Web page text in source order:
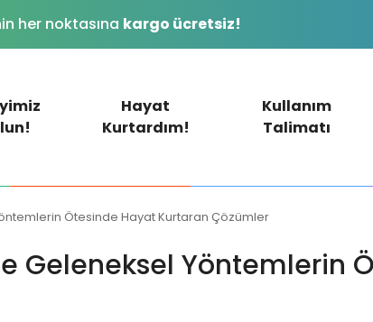
her noktasına kargo ücretsiz!
Hayat
Kurtardım!
Kullanım
Talimatı
Ötesinde Hayat Kurtaran Çözümler
Geleneksel Yöntemlerin